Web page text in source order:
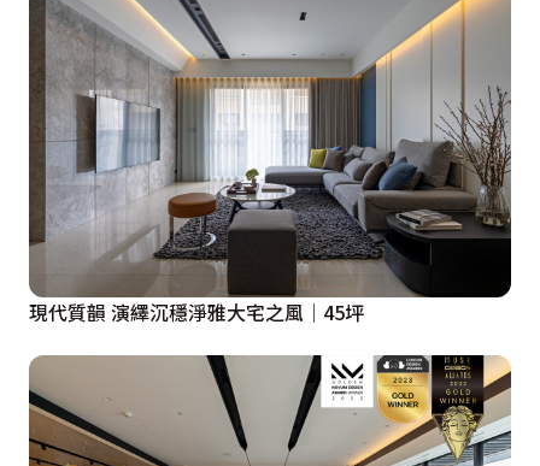
現代質韻 演繹沉穩淨雅大宅之風│45坪